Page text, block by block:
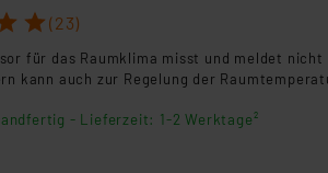
5 (23)
für das Raumklima misst und meldet
kann auch zur Regelung der
- Lieferzeit: 1-2 Werktage²